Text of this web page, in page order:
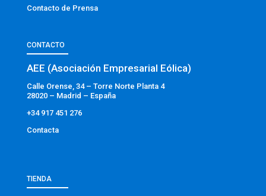
Contacto de Prensa
CONTACTO
AEE (Asociación Empresarial Eólica)
Calle Orense, 34 – Torre Norte Planta 4
28020 – Madrid – España
+34 917 451 276
Contacta
TIENDA